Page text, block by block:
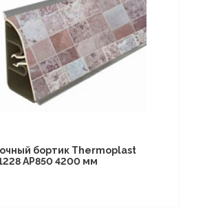
бортик Thermoplast
AP850 4200 мм